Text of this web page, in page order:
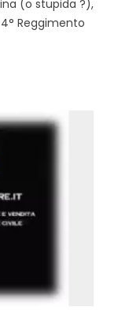
(o stupida ?),
Reggimento